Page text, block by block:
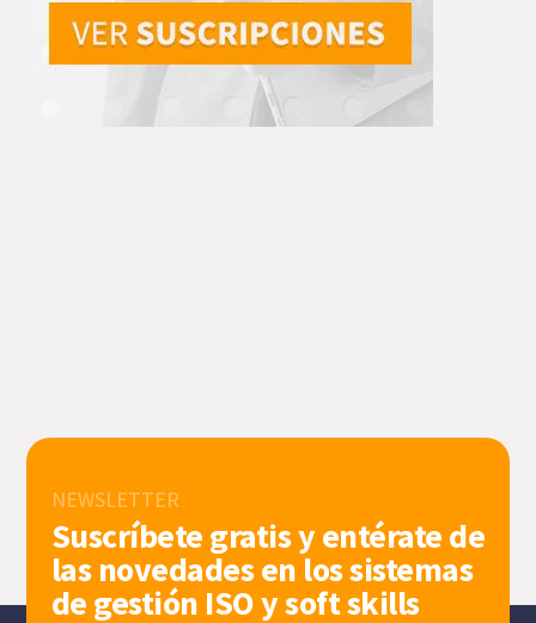
NEWSLETTER
Suscríbete gratis y entérate de
las novedades en los sistemas
de gestión ISO y soft skills